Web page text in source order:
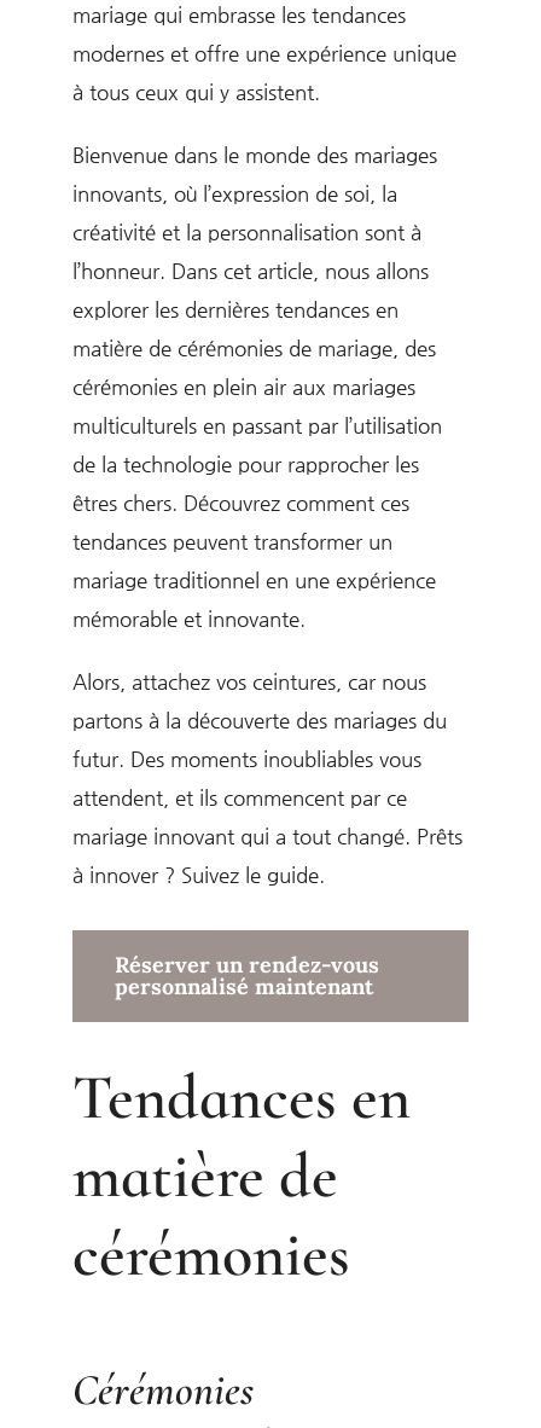
mariage qui embrasse les tendances
modernes et offre une expérience unique
à tous ceux qui y assistent.
Bienvenue dans le monde des mariages
innovants, où l’expression de soi, la
créativité et la personnalisation sont à
l’honneur. Dans cet article, nous allons
explorer les dernières tendances en
matière de cérémonies de mariage, des
cérémonies en plein air aux mariages
multiculturels en passant par l’utilisation
de la technologie pour rapprocher les
êtres chers. Découvrez comment ces
tendances peuvent transformer un
mariage traditionnel en une expérience
mémorable et innovante.
Alors, attachez vos ceintures, car nous
partons à la découverte des mariages du
futur. Des moments inoubliables vous
attendent, et ils commencent par ce
mariage innovant qui a tout changé. Prêts
à innover ? Suivez le guide.
Réserver un rendez-vous
personnalisé maintenant
Tendances en
matière de
cérémonies
Cérémonies